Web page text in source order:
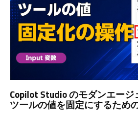
Copilot Studio のモダンエー
ツールの値を固定にするため